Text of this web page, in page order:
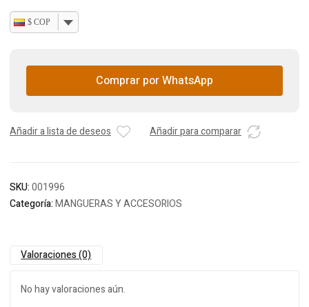
$ COP
Comprar por WhatsApp
Añadir a lista de deseos Añadir para comparar
SKU:001996
Categoría:MANGUERAS Y ACCESORIOS
Valoraciones (0)
No hay valoraciones aún.